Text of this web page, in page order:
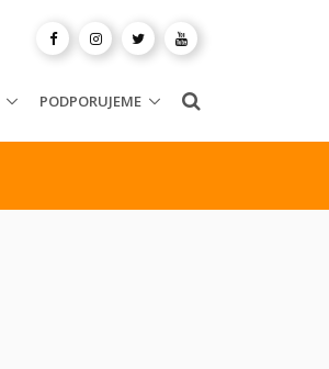
PODPORUJEME